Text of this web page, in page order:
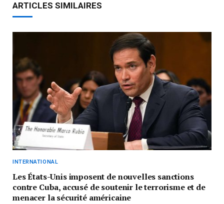
ARTICLES SIMILAIRES
INTERNATIONAL
Les États-Unis imposent de nouvelles sanctions
contre Cuba, accusé de soutenir le terrorisme et de
menacer la sécurité américaine